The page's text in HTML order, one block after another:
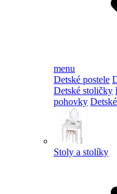
menu
Detské postele
Detské stoličky
pohovky
Stoly a stolíky